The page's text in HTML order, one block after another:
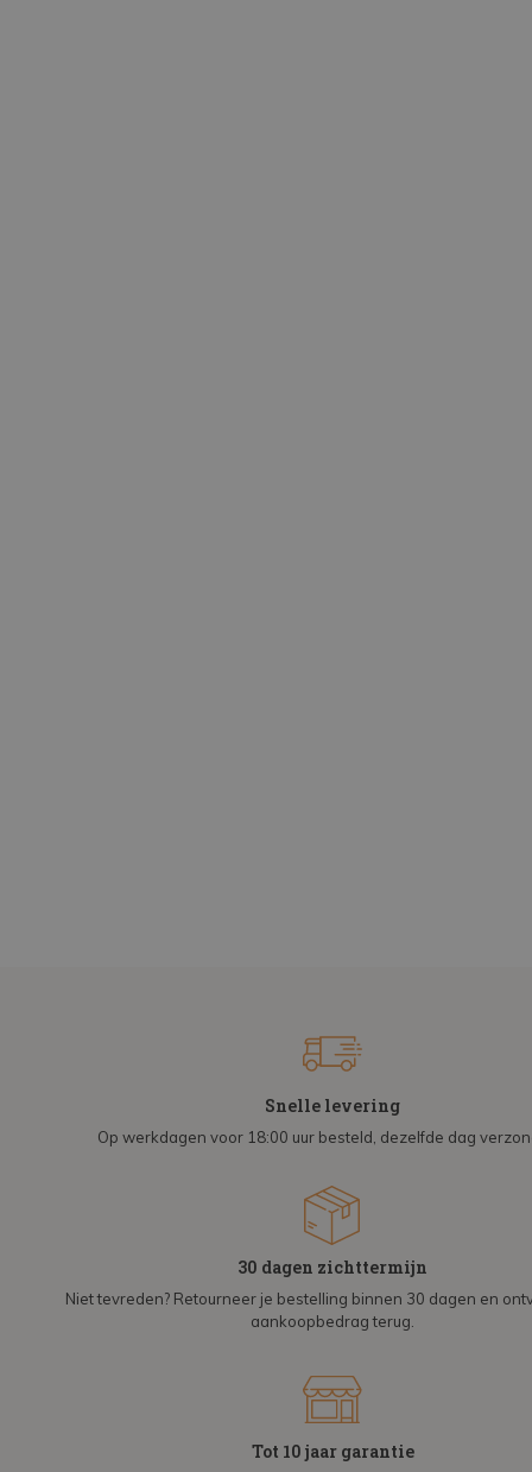
Snelle levering
Op werkdagen voor 18:00 uur besteld, dezelfde dag
30 dagen zichttermijn
Niet tevreden? Retourneer je bestelling binnen 30 dagen en
aankoopbedrag terug.
Tot 10 jaar garantie